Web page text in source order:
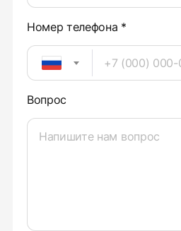
Номер телефона *
Вопрос